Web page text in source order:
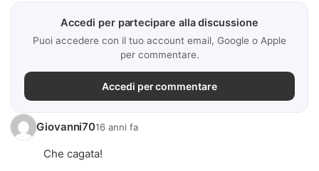
Accedi per partecipare alla discussione
Puoi accedere con il tuo account email, Google o Apple
per commentare.
Accedi per commentare
Giovanni7016 anni fa
Che cagata!